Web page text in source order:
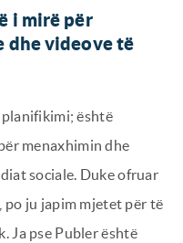
i mirë për
dhe videove të
është
menaxhimin dhe
sociale. Duke ofruar
po ju japim mjetet për të
Ja pse Publer është